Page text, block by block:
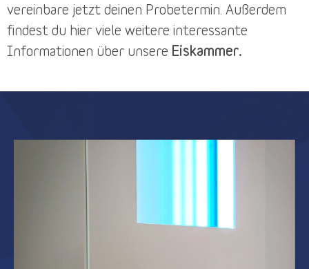
vereinbare jetzt deinen Probetermin . Außerdem
findest du hier viele weitere interessante
Informationen über unsere Eiskammer.